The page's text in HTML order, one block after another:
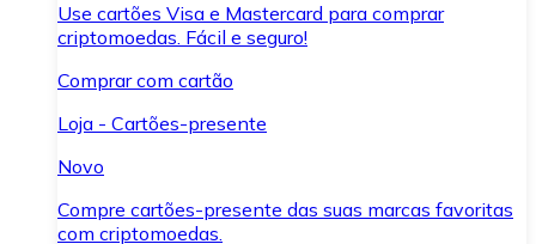
Use cartões Visa e Mastercard para comprar
criptomoedas. Fácil e seguro!
Comprar com cartão
Loja - Cartões-presente
Novo
Compre cartões-presente das suas marcas favoritas
com criptomoedas.